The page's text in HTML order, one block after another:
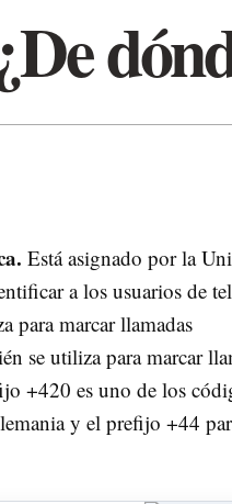
Está asignado por la
a los usuarios de
para marcar llamadas
se utiliza para marcar
+420 es uno de los
y el prefijo +44